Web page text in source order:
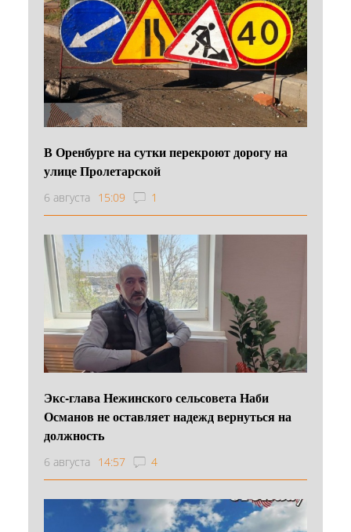
В Оренбурге на сутки перекроют дорогу на
улице Пролетарской
6 августа 15:09 1
Экс-глава Нежинского сельсовета Наби
Османов не оставляет надежд вернуться на
должность
6 августа 14:57 4